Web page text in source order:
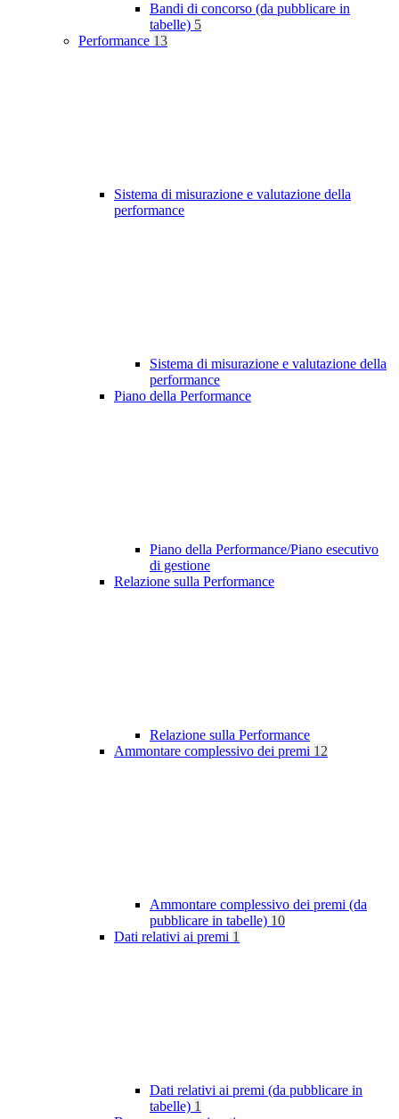
Bandi di concorso (da pubblicare in
tabelle) 5
Performance 13
Sistema di misurazione e valutazione della
performance
Sistema di misurazione e valutazione della
performance
Piano della Performance
Piano della Performance/Piano esecutivo
di gestione
Relazione sulla Performance
Relazione sulla Performance
Ammontare complessivo dei premi 12
Ammontare complessivo dei premi (da
pubblicare in tabelle) 10
Dati relativi ai premi 1
Dati relativi ai premi (da pubblicare in
tabelle) 1